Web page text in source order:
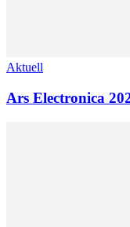
Aktuell
Ars Electronica